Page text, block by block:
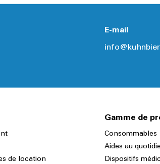
E-mail
de location
Gamme de
Consommables
Aides au
Dispositifs